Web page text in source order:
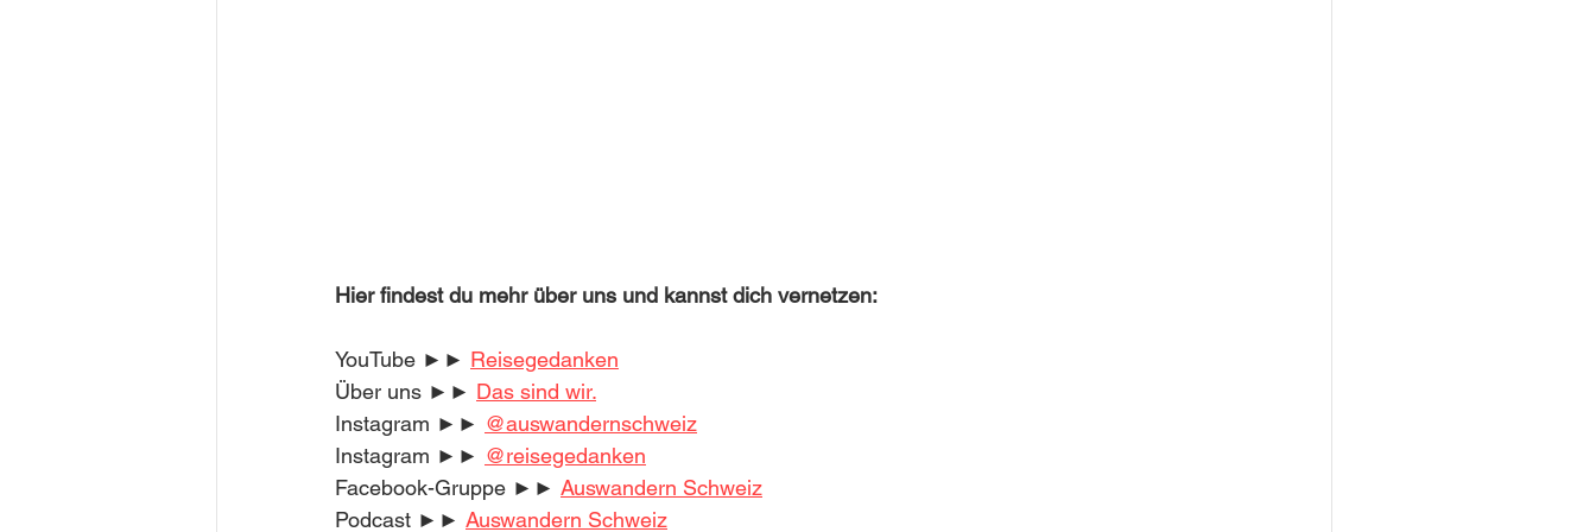
Hier findest du mehr über uns und kannst dich vernetzen:
YouTube ►► Reisegedanken
Über uns ►► Das sind wir.
Instagram ►► @auswandernschweiz
Instagram ►► @reisegedanken
Facebook-Gruppe ►► Auswandern Schweiz
Podcast ►► Auswandern Schweiz